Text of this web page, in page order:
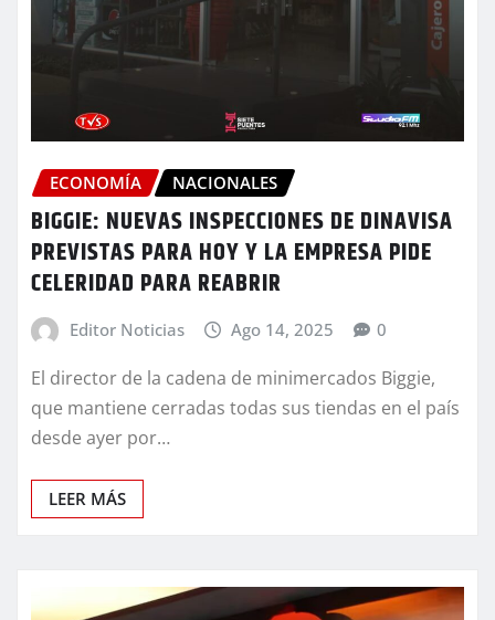
ECONOMÍA NACIONALES
BIGGIE: NUEVAS INSPECCIONES DE DINAVISA
PREVISTAS PARA HOY Y LA EMPRESA PIDE
CELERIDAD PARA REABRIR
Editor Noticias Ago 14, 2025 0
El director de la cadena de minimercados Biggie,
que mantiene cerradas todas sus tiendas en el país
desde ayer por…
LEER MÁS